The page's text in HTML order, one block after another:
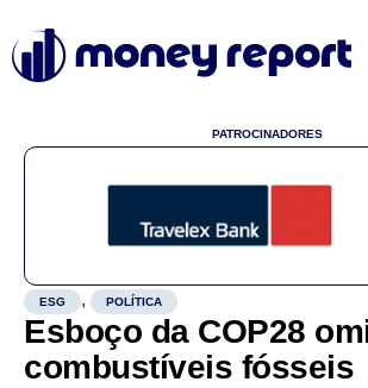
PATROCINADORES
ESG , POLÍTICA
Esboço da COP28
combustíveis fósseis